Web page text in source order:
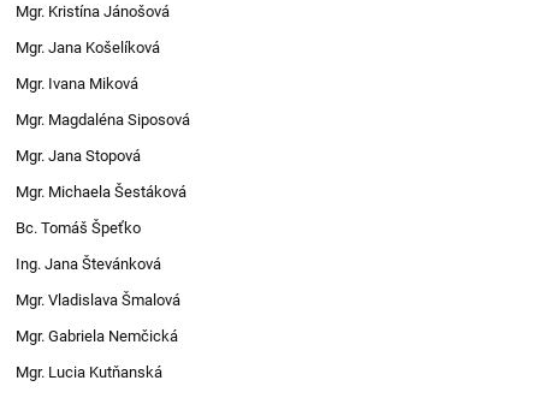
Mgr. Kristína Jánošová
Mgr. Jana Košelíková
Mgr. Ivana Miková
Mgr. Magdaléna Siposová
Mgr. Jana Stopová
Mgr. Michaela Šestáková
Bc. Tomáš Špeťko
Ing. Jana Števánková
Mgr. Vladislava Šmalová
Mgr. Gabriela Nemčická
Mgr. Lucia Kutňanská